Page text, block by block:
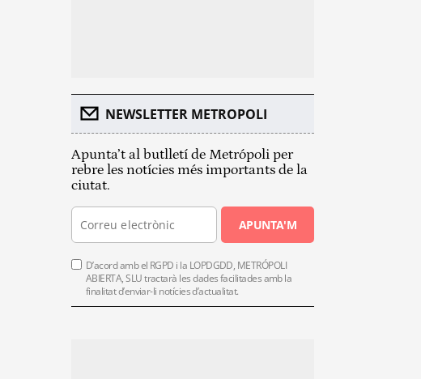
NEWSLETTER METROPOLI
Apunta’t al butlletí de Metrópoli per
rebre les notícies més importants de la
ciutat.
APUNTA'M
D’acord amb el RGPD i la LOPDGDD, METRÓPOLI
ABIERTA, SLU tractarà les dades facilitades amb la
finalitat d’enviar-li notícies d’actualitat.